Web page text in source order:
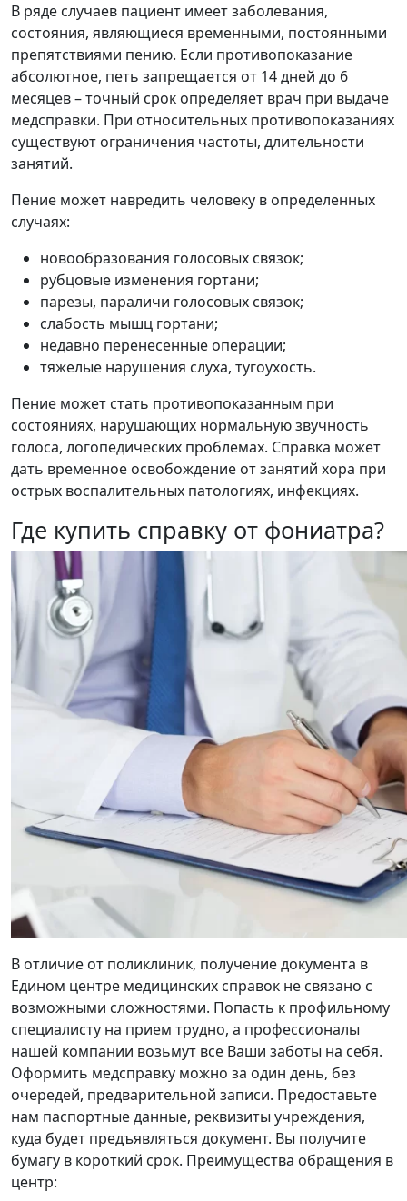
В ряде случаев пациент имеет заболевания,
состояния, являющиеся временными, постоянными
препятствиями пению. Если противопоказание
абсолютное, петь запрещается от 14 дней до 6
месяцев – точный срок определяет врач при выдаче
медсправки. При относительных противопоказаниях
существуют ограничения частоты, длительности
занятий.
Пение может навредить человеку в определенных
случаях:
новообразования голосовых связок;
рубцовые изменения гортани;
парезы, параличи голосовых связок;
слабость мышц гортани;
недавно перенесенные операции;
тяжелые нарушения слуха, тугоухость.
Пение может стать противопоказанным при
состояниях, нарушающих нормальную звучность
голоса, логопедических проблемах. Справка может
дать временное освобождение от занятий хора при
острых воспалительных патологиях, инфекциях.
Где купить справку от фониатра?
В отличие от поликлиник, получение документа в
Едином центре медицинских справок не связано с
возможными сложностями. Попасть к профильному
специалисту на прием трудно, а профессионалы
нашей компании возьмут все Ваши заботы на себя.
Оформить медсправку можно за один день, без
очередей, предварительной записи. Предоставьте
нам паспортные данные, реквизиты учреждения,
куда будет предъявляться документ. Вы получите
бумагу в короткий срок. Преимущества обращения в
центр: